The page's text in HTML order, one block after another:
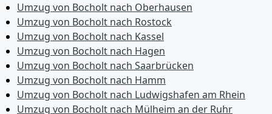
Umzug von Bocholt nach Oberhausen
Umzug von Bocholt nach Rostock
Umzug von Bocholt nach Kassel
Umzug von Bocholt nach Hagen
Umzug von Bocholt nach Saarbrücken
Umzug von Bocholt nach Hamm
Umzug von Bocholt nach Ludwigshafen am Rhein
Umzug von Bocholt nach Mülheim an der Ruhr